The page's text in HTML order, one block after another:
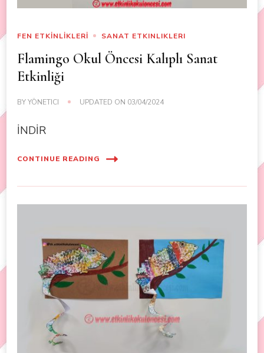
FEN ETKİNLİKLERİ SANAT ETKINLIKLERI
Flamingo Okul Öncesi Kalıplı Sanat
Etkinliği
BYYÖNETICI UPDATED ON 03/04/2024
İNDİR
CONTINUE READING